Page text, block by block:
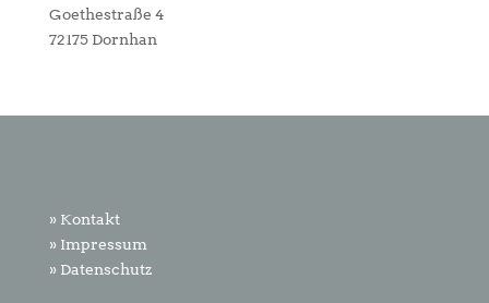
Goethestraße 4
72175 Dornhan
» Kontakt
» Impressum
» Datenschutz